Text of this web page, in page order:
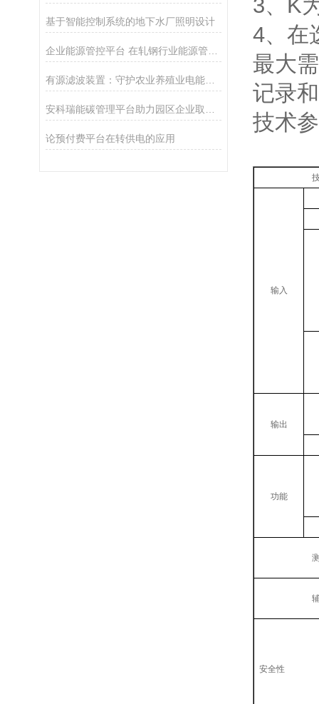
基于智能控制系统的地下水厂照明设计
有源滤波装置：守护农业养殖业电能质量的关键力量
论预付费平台在转供电的应用
3、K
4、在
最大
记录
技术
输入
输出
功能
安全性